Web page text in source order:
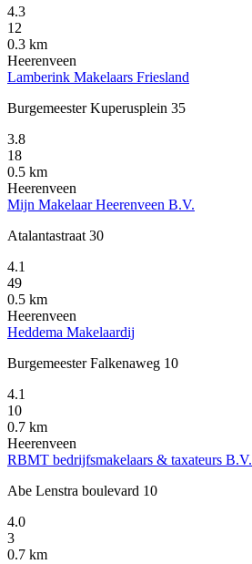
4.3
12
0.3 km
Heerenveen
Lamberink Makelaars Friesland
Burgemeester Kuperusplein 35
3.8
18
0.5 km
Heerenveen
Mijn Makelaar Heerenveen B.V.
Atalantastraat 30
4.1
49
0.5 km
Heerenveen
Heddema Makelaardij
Burgemeester Falkenaweg 10
4.1
10
0.7 km
Heerenveen
RBMT bedrijfsmakelaars & taxateurs B.V.
Abe Lenstra boulevard 10
4.0
3
0.7 km